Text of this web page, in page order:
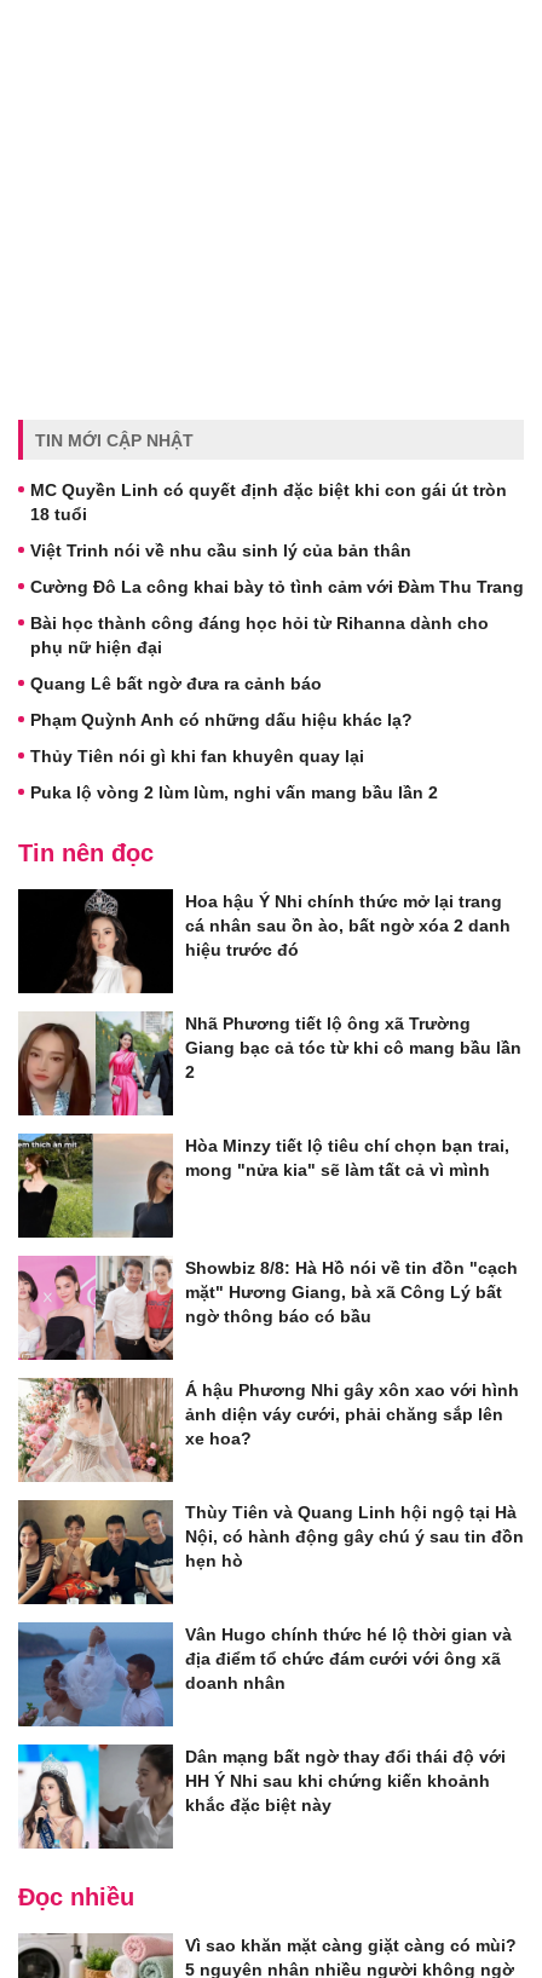
TIN MỚI CẬP NHẬT
MC Quyền Linh có quyết định đặc biệt khi con gái út tròn
18 tuổi
Việt Trinh nói về nhu cầu sinh lý của bản thân
Cường Đô La công khai bày tỏ tình cảm với Đàm Thu Trang
Bài học thành công đáng học hỏi từ Rihanna dành cho
phụ nữ hiện đại
Quang Lê bất ngờ đưa ra cảnh báo
Phạm Quỳnh Anh có những dấu hiệu khác lạ?
Thủy Tiên nói gì khi fan khuyên quay lại
Puka lộ vòng 2 lùm lùm, nghi vấn mang bầu lần 2
Tin nên đọc
Hoa hậu Ý Nhi chính thức mở lại trang
cá nhân sau ồn ào, bất ngờ xóa 2 danh
hiệu trước đó
Nhã Phương tiết lộ ông xã Trường
Giang bạc cả tóc từ khi cô mang bầu lần
2
Hòa Minzy tiết lộ tiêu chí chọn bạn trai,
mong "nửa kia" sẽ làm tất cả vì mình
Showbiz 8/8: Hà Hồ nói về tin đồn "cạch
mặt" Hương Giang, bà xã Công Lý bất
ngờ thông báo có bầu
Á hậu Phương Nhi gây xôn xao với hình
ảnh diện váy cưới, phải chăng sắp lên
xe hoa?
Thùy Tiên và Quang Linh hội ngộ tại Hà
Nội, có hành động gây chú ý sau tin đồn
hẹn hò
Vân Hugo chính thức hé lộ thời gian và
địa điểm tổ chức đám cưới với ông xã
doanh nhân
Dân mạng bất ngờ thay đổi thái độ với
HH Ý Nhi sau khi chứng kiến khoảnh
khắc đặc biệt này
Đọc nhiều
Vì sao khăn mặt càng giặt càng có mùi?
5 nguyên nhân nhiều người không ngờ